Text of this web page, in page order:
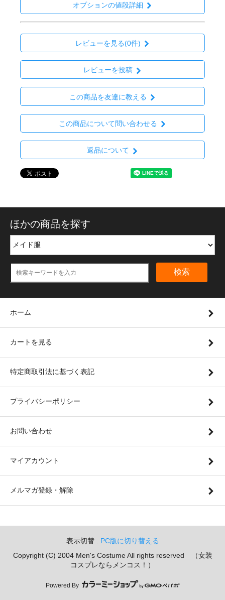
オプションの値段詳細
レビューを見る(0件)
レビューを投稿
この商品を友達に教える
この商品について問い合わせる
返品について
ほかの商品を探す
検索
ホーム
カートを見る
特定商取引法に基づく表記
プライバシーポリシー
お問い合わせ
マイアカウント
メルマガ登録・解除
表示切替 : PC版に切り替える
Copyright (C) 2004 Men's Costume All rights reserved （女装
コスプレならメンコス！）
Powered By